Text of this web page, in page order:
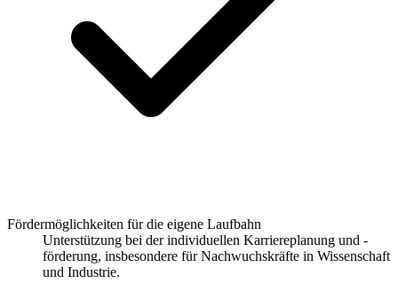
Fördermöglichkeiten für die eigene Laufbahn
Unterstützung bei der individuellen Karriereplanung und -
förderung, insbesondere für Nachwuchskräfte in Wissenschaft
und Industrie.